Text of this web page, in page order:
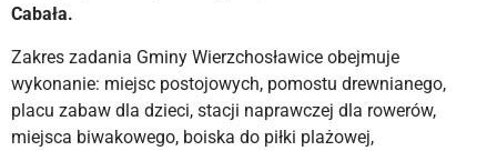
Cabała.
Zakres zadania Gminy Wierzchosławice obejmuje
wykonanie: miejsc postojowych, pomostu drewnianego,
placu zabaw dla dzieci, stacji naprawczej dla rowerów,
miejsca biwakowego, boiska do piłki plażowej,